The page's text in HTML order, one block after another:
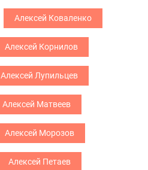
Алексей Коваленко
Алексей Корнилов
Алексей Лупильцев
Алексей Матвеев
Алексей Морозов
Алексей Петаев